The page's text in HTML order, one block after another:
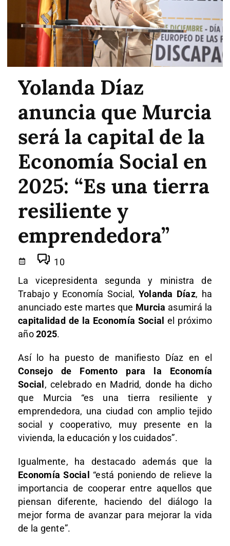
Yolanda Díaz
anuncia que Murcia
será la capital de la
Economía Social en
2025: “Es una tierra
resiliente y
emprendedora”
10
La vicepresidenta segunda y ministra de
Trabajo y Economía Social, Yolanda Díaz, ha
anunciado este martes que Murcia asumirá la
capitalidad de la Economía Social el próximo
año2025.
Así lo ha puesto de manifiesto Díaz en el
Consejo de Fomento para la Economía
Social , celebrado en Madrid, donde ha dicho
que Murcia “es una tierra resiliente y
emprendedora, una ciudad con amplio tejido
social y cooperativo, muy presente en la
vivienda, la educación y los cuidados”.
Igualmente, ha destacado además que la
Economía Social
“está poniendo de relieve la
importancia de cooperar entre aquellos que
piensan diferente, haciendo del diálogo la
mejor forma de avanzar para mejorar la vida
de la gente”.